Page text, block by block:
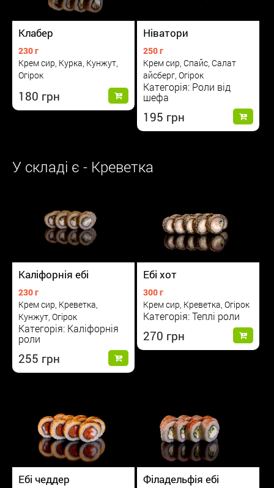
Клабер
230 г
Крем сир, Курка, Кунжут,
Огірок
180
Ніватори
250 г
Крем сир, Спайс, Салат
айсберг, Огірок
Категорія: Роли від
шефа
195
У складі є - Креветка
Каліфорнія ебі
230 г
Крем сир, Креветка,
Кунжут, Огірок
Категорія: Каліфорнія
роли
255
Ебі хот
300 г
Крем сир, Креветка, Огірок
Категорія: Теплі роли
270
Ебі чеддер Філадельфія ебі